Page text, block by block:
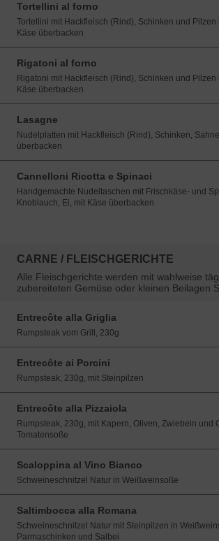
Tortellini al forno
Tortellini mit Hackfleisch (Rind), Schinken und
Käse überbacken
Rigatoni al forno
Rigatoni mit Hackfleisch (Rind), Schinken und
Käse überbacken
Lasagne
Nudelplatten mit Hackfleisch (Rind), Schinken,
überbacken
Cannelloni Ricotta e Spinaci
Handgemachte Nudeltaschen mit Frischkäse- und
Knoblauch, Ei, mit Käse überbacken
CARNE / FLEISCHGERICHTE
Alle Fleischgerichte werden mit wahlweise
zubereiteten Gemüse oder kleinen Beilagen
Entrecôte alla Griglia
Rumpsteak vom Grill, 230g
Entrecôte ai Porcini
Rumpsteak, 230g, mit Steinpilzen
Entrecôte alla Pizzaiola
Rumpsteak, 230g, mit Kapern, Oliven, Zwiebeln und
Tomatensoße
Scaloppina al Vino Bianco
Schweineschnitzel Natur in Weißweinsoße
Saltimbocca alla Romana
Schweineschnitzel Natur mit Steinpilzen in
Parmaschinken und Salbei